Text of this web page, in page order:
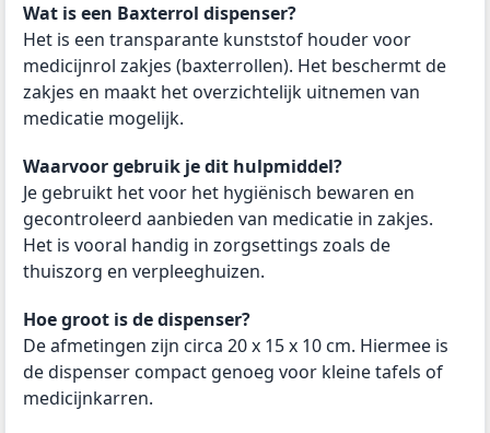
Wat is een Baxterrol dispenser?
Het is een transparante kunststof houder voor
medicijnrol zakjes (baxterrollen). Het beschermt de
zakjes en maakt het overzichtelijk uitnemen van
medicatie mogelijk.
Waarvoor gebruik je dit hulpmiddel?
Je gebruikt het voor het hygiënisch bewaren en
gecontroleerd aanbieden van medicatie in zakjes.
Het is vooral handig in zorgsettings zoals de
thuiszorg en verpleeghuizen.
Hoe groot is de dispenser?
De afmetingen zijn circa 20 x 15 x 10 cm. Hiermee is
de dispenser compact genoeg voor kleine tafels of
medicijnkarren.